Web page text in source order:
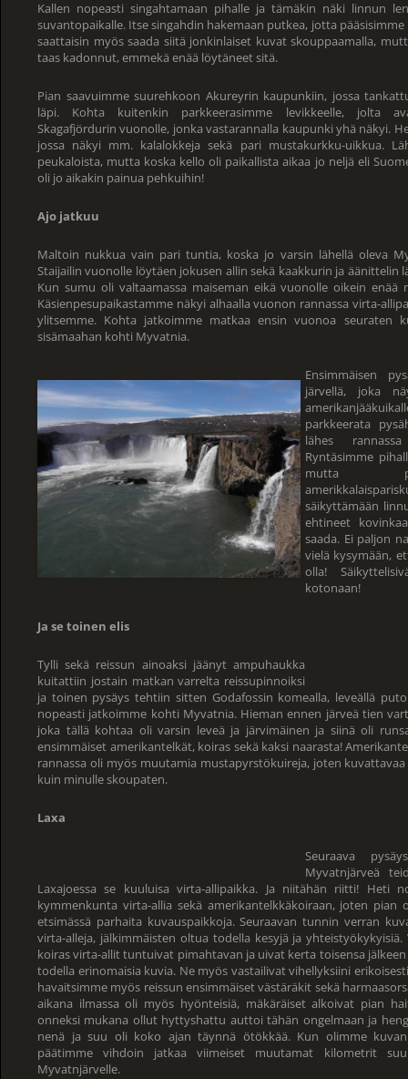
Kallen nopeasti singahtamaan pihalle ja tämäkin näki linnun
suvantopaikalle. Itse singahdin hakemaan putkea, jotta
saattaisin myös saada siitä jonkinlaiset kuvat skouppaamalla,
taas kadonnut, emmekä enää löytäneet sitä.
Pian saavuimme suurehkoon Akureyrin kaupunkiin, jossa
läpi. Kohta kuitenkin parkkeerasimme levikkeelle, jolta
Skagafjördurin vuonolle, jonka vastarannalla kaupunki yhä näkyi.
jossa näkyi mm. kalalokkeja sekä pari mustakurkku-uikkua.
peukaloista, mutta koska kello oli paikallista aikaa jo neljä eli
oli jo aikakin painua pehkuihin!
Ajo jatkuu
Maltoin nukkua vain pari tuntia, koska jo varsin lähellä oleva
Staijailin vuonolle löytäen jokusen allin sekä kaakkurin ja äänittelin
Kun sumu oli valtaamassa maiseman eikä vuonolle oikein enää
Käsienpesupaikastamme näkyi alhaalla vuonon rannassa virta-
ylitsemme. Kohta jatkoimme matkaa ensin vuonoa seuraten
sisämaahan kohti Myvatnia.
Ensimmäisen
järvellä, joka
parkkeerata
lähes
Ryntäsimme
mutta
säikyttämään
ehtineet
saada. Ei paljon
vielä kysymään,
olla!
kotonaan!
Ja se toinen elis
Tylli sekä reissun ainoaksi jäänyt ampuhaukka
kuitattiin jostain matkan varrelta reissupinnoiksi
ja toinen pysäys tehtiin sitten Godafossin komealla, leveällä
nopeasti jatkoimme kohti Myvatnia. Hieman ennen järveä tien
joka tällä kohtaa oli varsin leveä ja järvimäinen ja siinä oli
ensimmäiset amerikantelkät, koiras sekä kaksi naarasta!
rannassa oli myös muutamia mustapyrstökuireja, joten
kuin minulle skoupaten.
Laxa
Seuraava
Myvatnjärveä
Laxajoessa se kuuluisa virta-allipaikka. Ja niitähän riitti! Heti
kymmenkunta virta-allia sekä amerikantelkkäkoiraan, joten pian
etsimässä parhaita kuvauspaikkoja. Seuraavan tunnin verran
virta-alleja, jälkimmäisten oltua todella kesyjä ja
koiras virta-allit tuntuivat pimahtavan ja uivat kerta toisensa
todella erinomaisia kuvia. Ne myös vastailivat vihellyksiini
havaitsimme myös reissun ensimmäiset västäräkit sekä
aikana ilmassa oli myös hyönteisiä, mäkäräiset alkoivat pian
onneksi mukana ollut hyttyshattu auttoi tähän ongelmaan ja
nenä ja suu oli koko ajan täynnä ötökkää. Kun olimme
päätimme vihdoin jatkaa viimeiset muutamat kilometrit
Myvatnjärvelle.